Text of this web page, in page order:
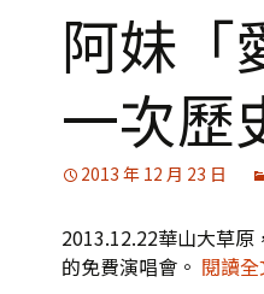
陳樂融舞台劇及音樂劇
作品演出紀錄阿妹「
一次歷
2013 年 12 月 23 日
2013.12.22華山大草
的免費演唱會。 閱讀